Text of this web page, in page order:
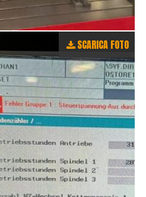
SCARICA FOTO